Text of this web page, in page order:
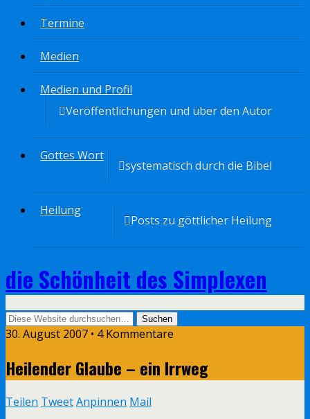
Termine
Medien
Medien und Profil
Veröffentlichungen und über den Autor
Gottes Wort
systematisch durch die Bibel
Heilung
Posts zu göttlicher Heilung
die Schönheit des Simplexen
30. August 2007 • 4 Kommentare
Heilender Glaube – ein Irrweg
Teilen TweetAnpinnen Mail